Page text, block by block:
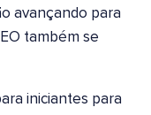
avançando para
também se
iniciantes para